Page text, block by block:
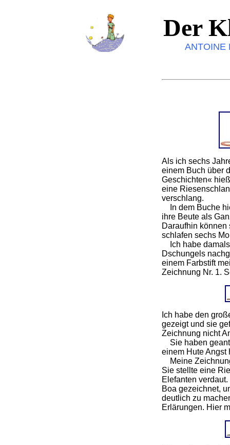
Der
ANTOINE
Als ich sechs
einem Buch über
Geschichten«
eine
verschlang.
In dem Buche
ihre Beute als
Daraufhin können
schlafen sechs
Ich habe
Dschungels
einem Farbstift
Zeichnung Nr. 1.
Ich habe den
gezeigt und sie
Zeichnung nicht
Sie haben
einem Hute
Meine
Sie stellte eine
Elefanten
Boa gezeichnet,
deutlich zu
Erlärungen. Hier